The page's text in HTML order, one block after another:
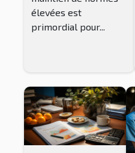
parasitaire
élevées est
primordial pour...